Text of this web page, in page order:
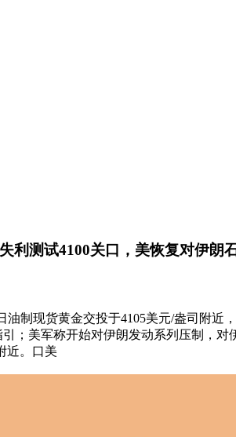
利测试4100关口，美恢复对伊朗
制现货黄金交投于4105美元/盎司附近
；美军称开始对伊朗发动系列压制，
近。口美